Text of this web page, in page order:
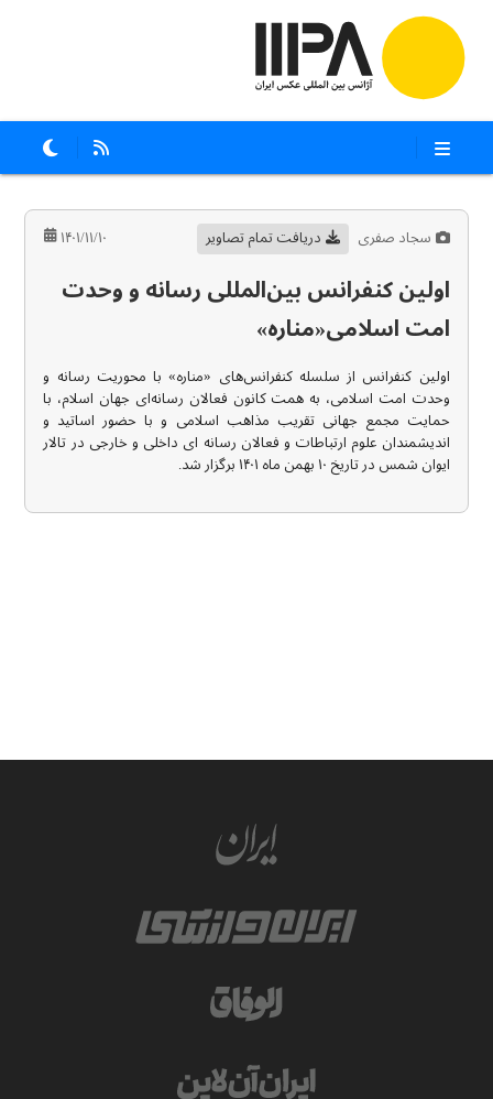
سجاد صفری دریافت تمام تصاویر ۱۴۰۱/۱۱/۱۰
اولین کنفرانس بین‌المللی رسانه و وحدت
امت اسلامی«مناره»
اولین کنفرانس از سلسله‌ کنفرانس‌های «مناره» با محوریت رسانه و
وحدت امت اسلامی، به همت کانون فعالان رسانه‌ای جهان اسلام، با
حمایت مجمع جهانی تقریب مذاهب اسلامی و با حضور اساتید و
اندیشمندان علوم ارتباطات و فعالان رسانه ای داخلی و خارجی در تالار
ایوان شمس در تاریخ ۱۰ بهمن ماه ۱۴۰۱ برگزار شد.